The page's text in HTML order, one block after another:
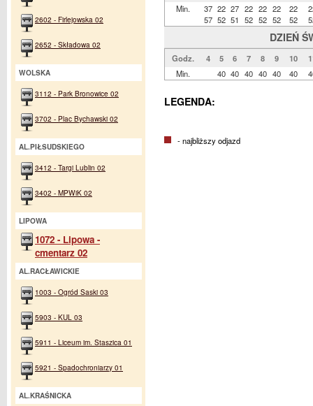
Min.
37
57
22
52
27
51
22
52
22
52
22
52
22
52
DZIEŃ
Godz. 4 5 6 7 8 9 10
Min.
40 40 40 40 40 40
LEGENDA:
- najbliższy odjazd
2602 - Firlejowska 02
2652 - Składowa 02
WOLSKA
3112 - Park Bronowice 02
3702 - Plac Bychawski 02
AL.PIŁSUDSKIEGO
3412 - Targi Lublin 02
3402 - MPWiK 02
LIPOWA
1072 - Lipowa -
cmentarz 02
AL.RACŁAWICKIE
1003 - Ogród Saski 03
5903 - KUL 03
5911 - Liceum im. Staszica 01
5921 - Spadochroniarzy 01
AL.KRAŚNICKA